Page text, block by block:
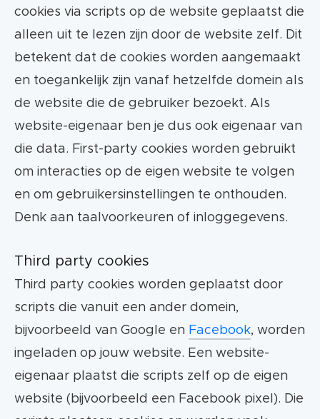
bedrijf kost server-hosting €20 tot €100 per
maand, afhankelijk van de hoeveelheid
gebruikersactiviteiten die je meet. Daarnaast
hangen de kosten van de inrichting af van de
hoeveelheid meetdoelen in Tag Manager.
Denk je nu: ik snap er niks van, maar hier moet
ik iets mee.Neem dan contact op met onze
tracking specialist >
cookies via scripts op de website geplaatst die
alleen uit te lezen zijn door de website zelf. Dit
betekent dat de cookies worden aangemaakt
en toegankelijk zijn vanaf hetzelfde domein als
de website die de gebruiker bezoekt. Als
website-eigenaar ben je dus ook eigenaar van
die data. First-party cookies worden gebruikt
om interacties op de eigen website te volgen
en om gebruikersinstellingen te onthouden.
Denk aan taalvoorkeuren of inloggegevens.
Third party cookies
Third party cookies worden geplaatst door
scripts die vanuit een ander domein,
bijvoorbeeld van Google en Facebook, worden
ingeladen op jouw website. Een website-
eigenaar plaatst die scripts zelf op de eigen
website (bijvoorbeeld een Facebook pixel). Die